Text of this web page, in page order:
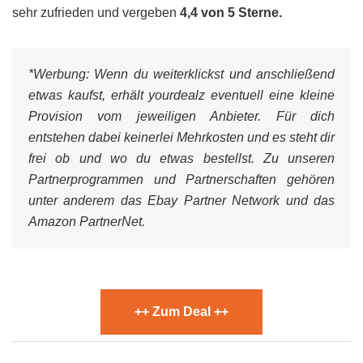
sehr zufrieden und vergeben 4,4 von 5 Sterne.
*Werbung: Wenn du weiterklickst und anschließend
etwas kaufst, erhält yourdealz eventuell eine kleine
Provision vom jeweiligen Anbieter. Für dich
entstehen dabei keinerlei Mehrkosten und es steht dir
frei ob und wo du etwas bestellst. Zu unseren
Partnerprogrammen und Partnerschaften gehören
unter anderem das Ebay Partner Network und das
Amazon PartnerNet.
++ Zum Deal ++